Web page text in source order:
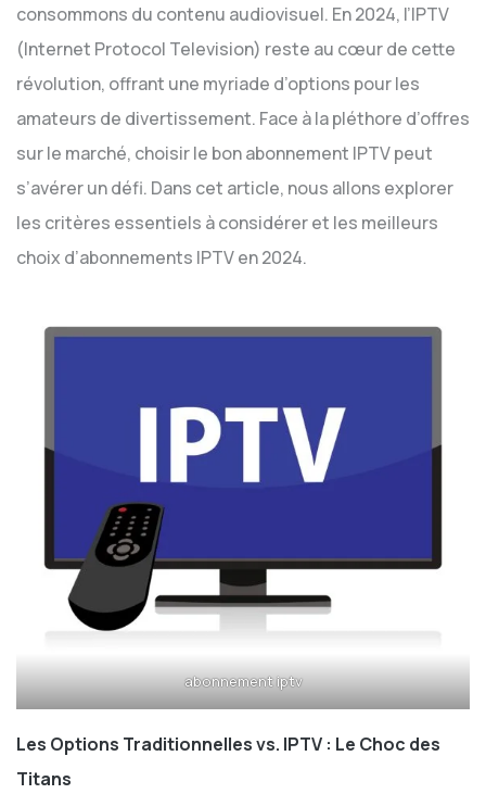
consommons du contenu audiovisuel. En 2024, l’IPTV
(Internet Protocol Television) reste au cœur de cette
révolution, offrant une myriade d’options pour les
amateurs de divertissement. Face à la pléthore d’offres
sur le marché, choisir le bon abonnement IPTV peut
s’avérer un défi. Dans cet article, nous allons explorer
les critères essentiels à considérer et les meilleurs
choix d’abonnements IPTV en 2024.
abonnement iptv
Les Options Traditionnelles vs. IPTV : Le Choc des
Titans